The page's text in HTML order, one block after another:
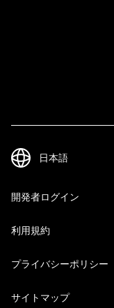
開発者ログイン
利用規約
プライバシーポリシー
サイトマップ